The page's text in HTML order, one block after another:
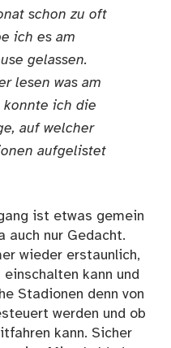
schon zu oft
ich es am
gelassen.
lesen was am
konnte ich die
auf welcher
aufgelistet
ist etwas gemein
auch nur Gedacht.
wieder erstaunlich,
kann und
Stadionen denn von
werden und ob
kann. Sicher